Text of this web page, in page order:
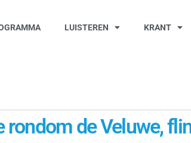
LUISTEREN KRANT
de Veluwe,